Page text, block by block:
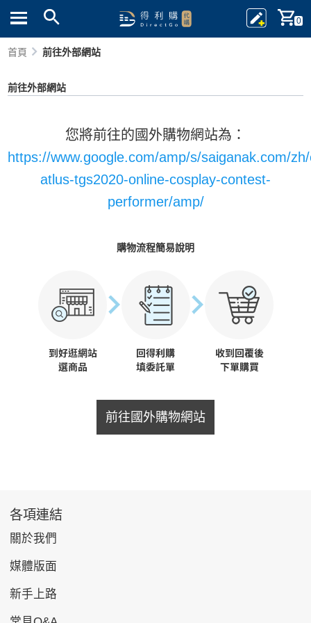
0
首頁 前往外部網站
前往外部網站
您將前往的國外購物網站為：
https://www.google.com/amp/s/saiganak.com/
atlus-tgs2020-online-cosplay-contest-
performer/amp/
購物流程簡易說明
前往國外購物網站
各項連結
關於我們
媒體版面
新手上路